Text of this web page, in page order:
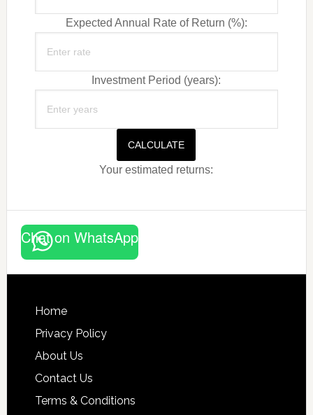
Expected Annual Rate of Return (%):
Investment Period (years):
CALCULATE
Your estimated returns:
Chat on WhatsApp
Footer
Home
Privacy Policy
About Us
Contact Us
Terms & Conditions